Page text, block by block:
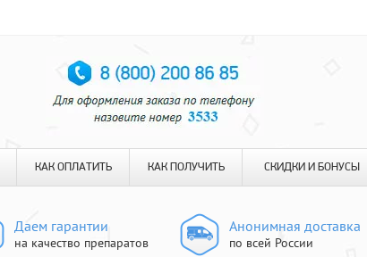
КАК ОПЛАТИТЬ КАК ПОЛУЧИТЬ СКИДКИ И БОНУСЫ
Даем гарантии
на качество препаратов
Анонимная доставка
по всей России